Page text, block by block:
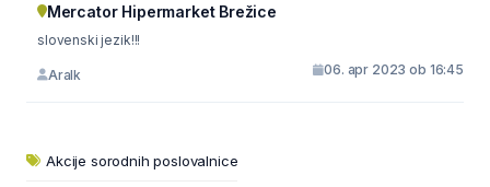
Mercator Hipermarket Brežice
slovenski jezik!!!
Aralk 06. apr 2023 ob 16:45
Akcije sorodnih poslovalnice